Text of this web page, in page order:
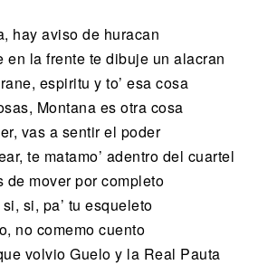
hay aviso de huracan
en la frente te dibuje un alacran
espiritu y to’ esa cosa
Montana es otra cosa
vas a sentir el poder
te matamo’ adentro del cuartel
de mover por completo
si, pa’ tu esqueleto
no comemo cuento
volvio Guelo y la Real Pauta